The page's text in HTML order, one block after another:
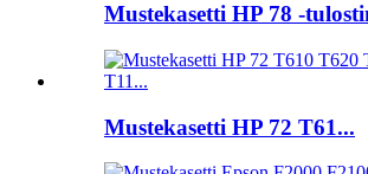
Mustekasetti HP 78 -
Mustekasetti HP 72 T61...